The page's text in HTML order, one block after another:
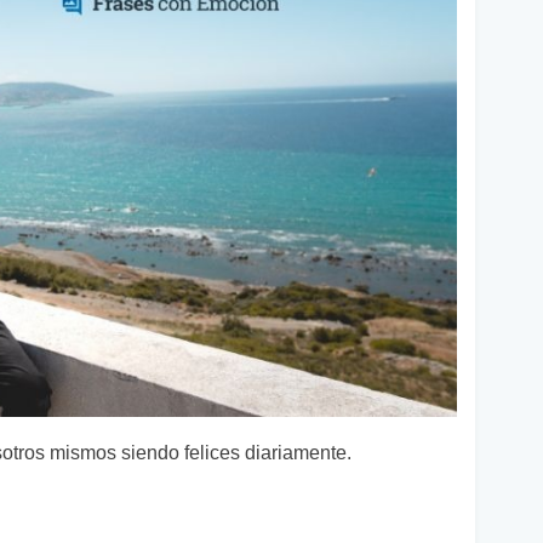
mismos siendo felices diariamente.